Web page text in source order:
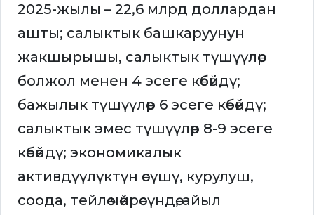
2025-жылы – 22,6 млрд доллардан
ашты; салыктык башкаруунун
жакшырышы, салыктык түшүүлөр
болжол менен 4 эсеге көбөйдү;
бажылык түшүүлөр 6 эсеге көбөйдү;
салыктык эмес түшүүлөр 8-9 эсеге
көбөйдү; экономикалык
активдүүлүктүн өсүшү, курулуш,
соода, тейлөө чөйрөсүндө, айыл